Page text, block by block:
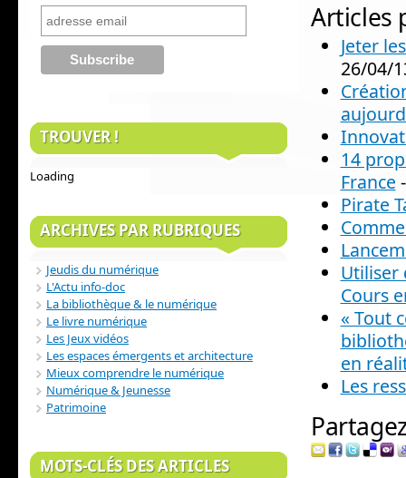
Articles
Jeter
26/04/
14
France
Pirate
Utiliser
Cours
« Tout
en
Les
TROUVER !
Loading
ARCHIVES PAR RUBRIQUES
Jeudis du numérique
L'Actu info-doc
La bibliothèque & le numérique
Le livre numérique
Les Jeux vidéos
Les espaces émergents et architecture
Mieux comprendre le numérique
Numérique & Jeunesse
Patrimoine
MOTS-CLÉS DES ARTICLES